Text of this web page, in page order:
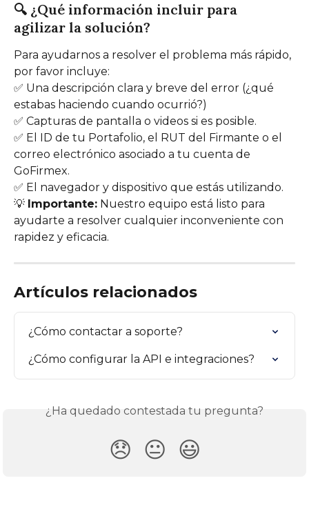
🔍 ¿Qué información incluir para
agilizar la solución?
Para ayudarnos a resolver el problema más rápido,
por favor incluye:
✅ Una descripción clara y breve del error (¿qué
estabas haciendo cuando ocurrió?)
✅ Capturas de pantalla o videos si es posible.
✅ El ID de tu Portafolio, el RUT del Firmante o el
correo electrónico asociado a tu cuenta de
GoFirmex.
✅ El navegador y dispositivo que estás utilizando.
💡 Importante: Nuestro equipo está listo para
ayudarte a resolver cualquier inconveniente con
rapidez y eficacia.
Artículos relacionados
¿Cómo contactar a soporte?
¿Cómo configurar la API e integraciones?
¿Ha quedado contestada tu pregunta?
😞 😐 😃